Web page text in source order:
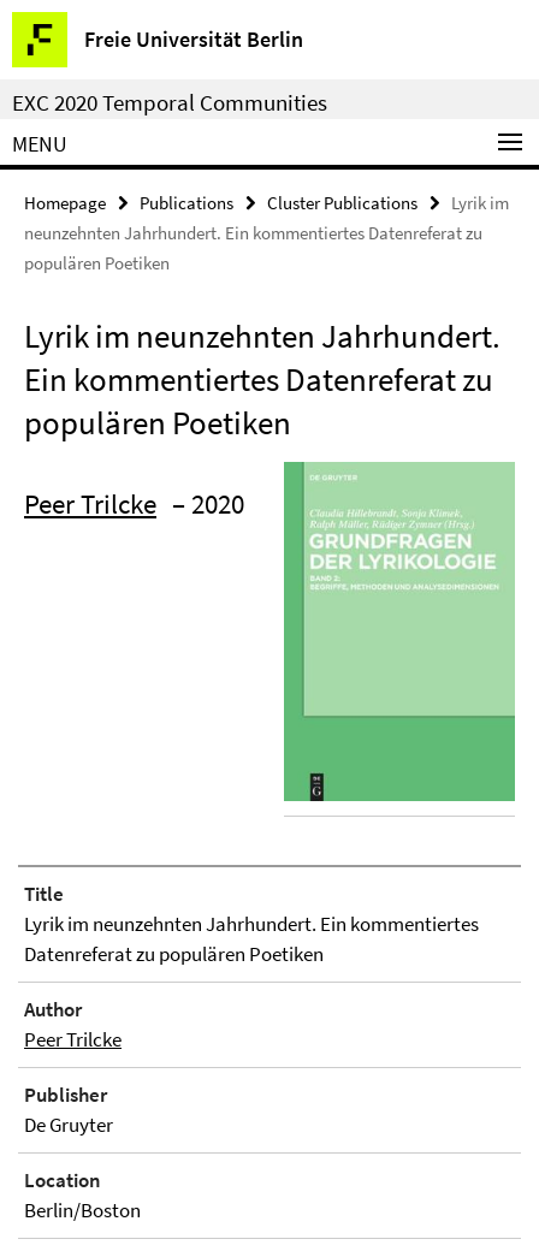
Springe
direkt
zu
Inhalt
Freie Universität Berlin
Service
Navigation
EXC 2020 Temporal Communities
MENU
Homepage Publications Cluster Publications
Lyrik im
neunzehnten Jahrhundert. Ein kommentiertes Datenreferat zu
populären Poetiken
Lyrik im neunzehnten Jahrhundert.
Ein kommentiertes Datenreferat zu
populären Poetiken
Peer Trilcke – 2020
Title
Lyrik im neunzehnten Jahrhundert. Ein kommentiertes
Datenreferat zu populären Poetiken
Author
Peer Trilcke
Publisher
De Gruyter
Location
Berlin/Boston